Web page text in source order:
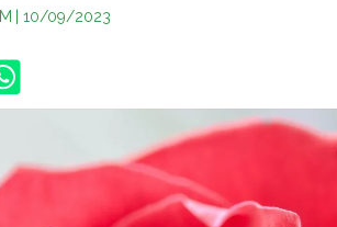
| 10/09/2023